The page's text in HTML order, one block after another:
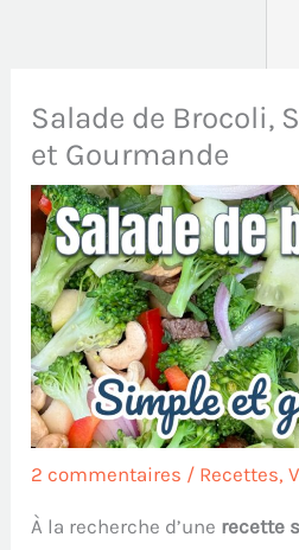
Salade de Brocoli,
et Gourmande
2 commentaires / Recettes,
À la recherche d’une recette